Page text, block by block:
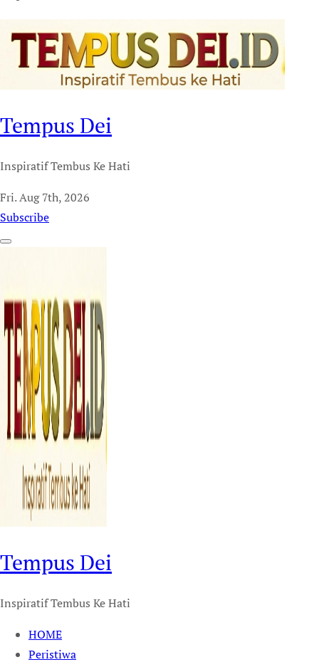
Tempus Dei
Inspiratif Tembus Ke Hati
Fri. Aug 7th, 2026
Subscribe
Tempus Dei
Inspiratif Tembus Ke Hati
HOME
Peristiwa